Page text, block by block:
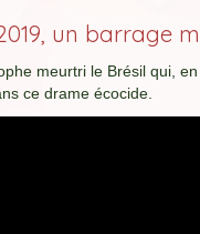
un barrage
meurtri le Brésil qui,
ce drame écocide.